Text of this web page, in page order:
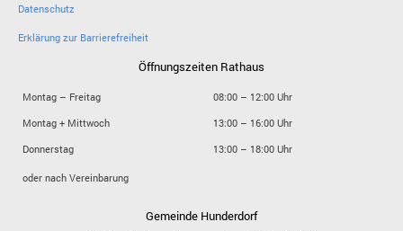
Datenschutz
Erklärung zur Barrierefreiheit
Öffnungszeiten Rathaus
Montag – Freitag
08:00 – 12:00 Uhr
Montag + Mittwoch
13:00 – 16:00 Uhr
Donnerstag
13:00 – 18:00 Uhr
oder nach Vereinbarung
Gemeinde Hunderdorf